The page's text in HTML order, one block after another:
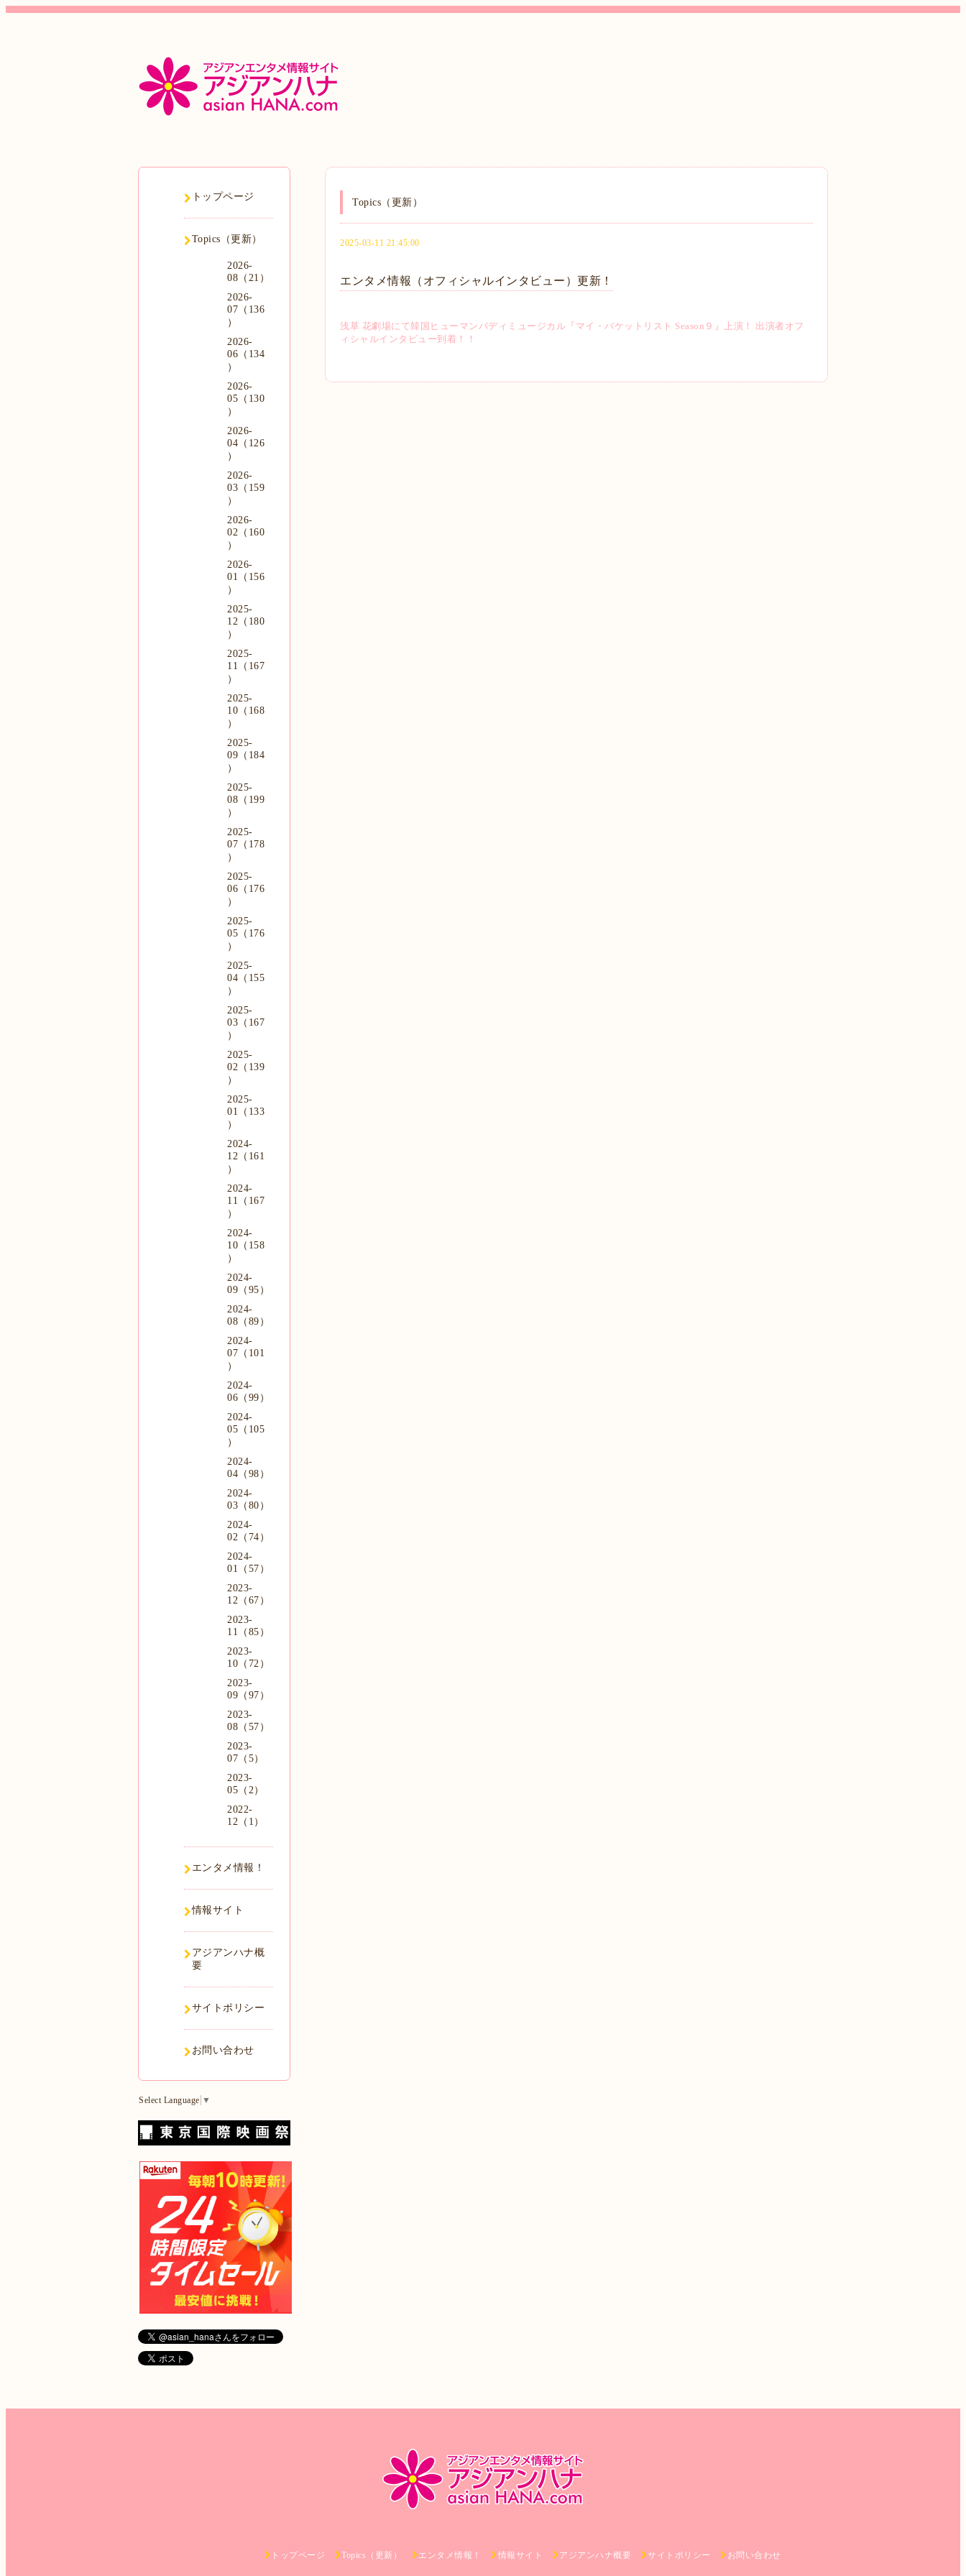
Topics（更新）
2025-03-11 21:45:00
エンタメ情報（オフィシャルインタビュー）更新！
浅草 花劇場にて韓国ヒューマンバディミュージカル『マイ・バケットリスト Season９』上演！ 出演者オフ
ィシャルインタビュー到着！！
トップページ
Topics（更新）
2026-
08（21）
2026-
07（136
）
2026-
06（134
）
2026-
05（130
）
2026-
04（126
）
2026-
03（159
）
2026-
02（160
）
2026-
01（156
）
2025-
12（180
）
2025-
11（167
）
2025-
10（168
）
2025-
09（184
）
2025-
08（199
）
2025-
07（178
）
2025-
06（176
）
2025-
05（176
）
2025-
04（155
）
2025-
03（167
）
2025-
02（139
）
2025-
01（133
）
2024-
12（161
）
2024-
11（167
）
2024-
10（158
）
2024-
09（95）
2024-
08（89）
2024-
07（101
）
2024-
06（99）
2024-
05（105
）
2024-
04（98）
2024-
03（80）
2024-
02（74）
2024-
01（57）
2023-
12（67）
2023-
11（85）
2023-
10（72）
2023-
09（97）
2023-
08（57）
2023-
07（5）
2023-
05（2）
2022-
12（1）
エンタメ情報！
情報サイト
アジアンハナ概
要
サイトポリシー
お問い合わせ
Select Language ▼
トップページ Topics（更新） エンタメ情報！ 情報サイト アジアンハナ概要 サイトポリシー お問い合わせ